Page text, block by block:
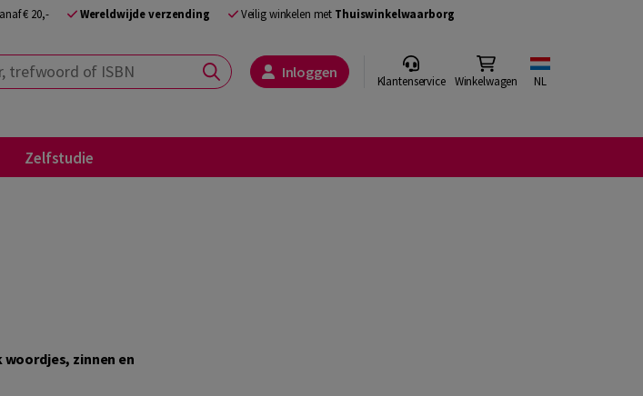
€ 20,- Wereldwijde verzending Veilig winkelen met Thuiswinkelwaarborg
of ISBN Inloggen Klantenservice Winkelwagen NL
Zelfstudie
zinnen en